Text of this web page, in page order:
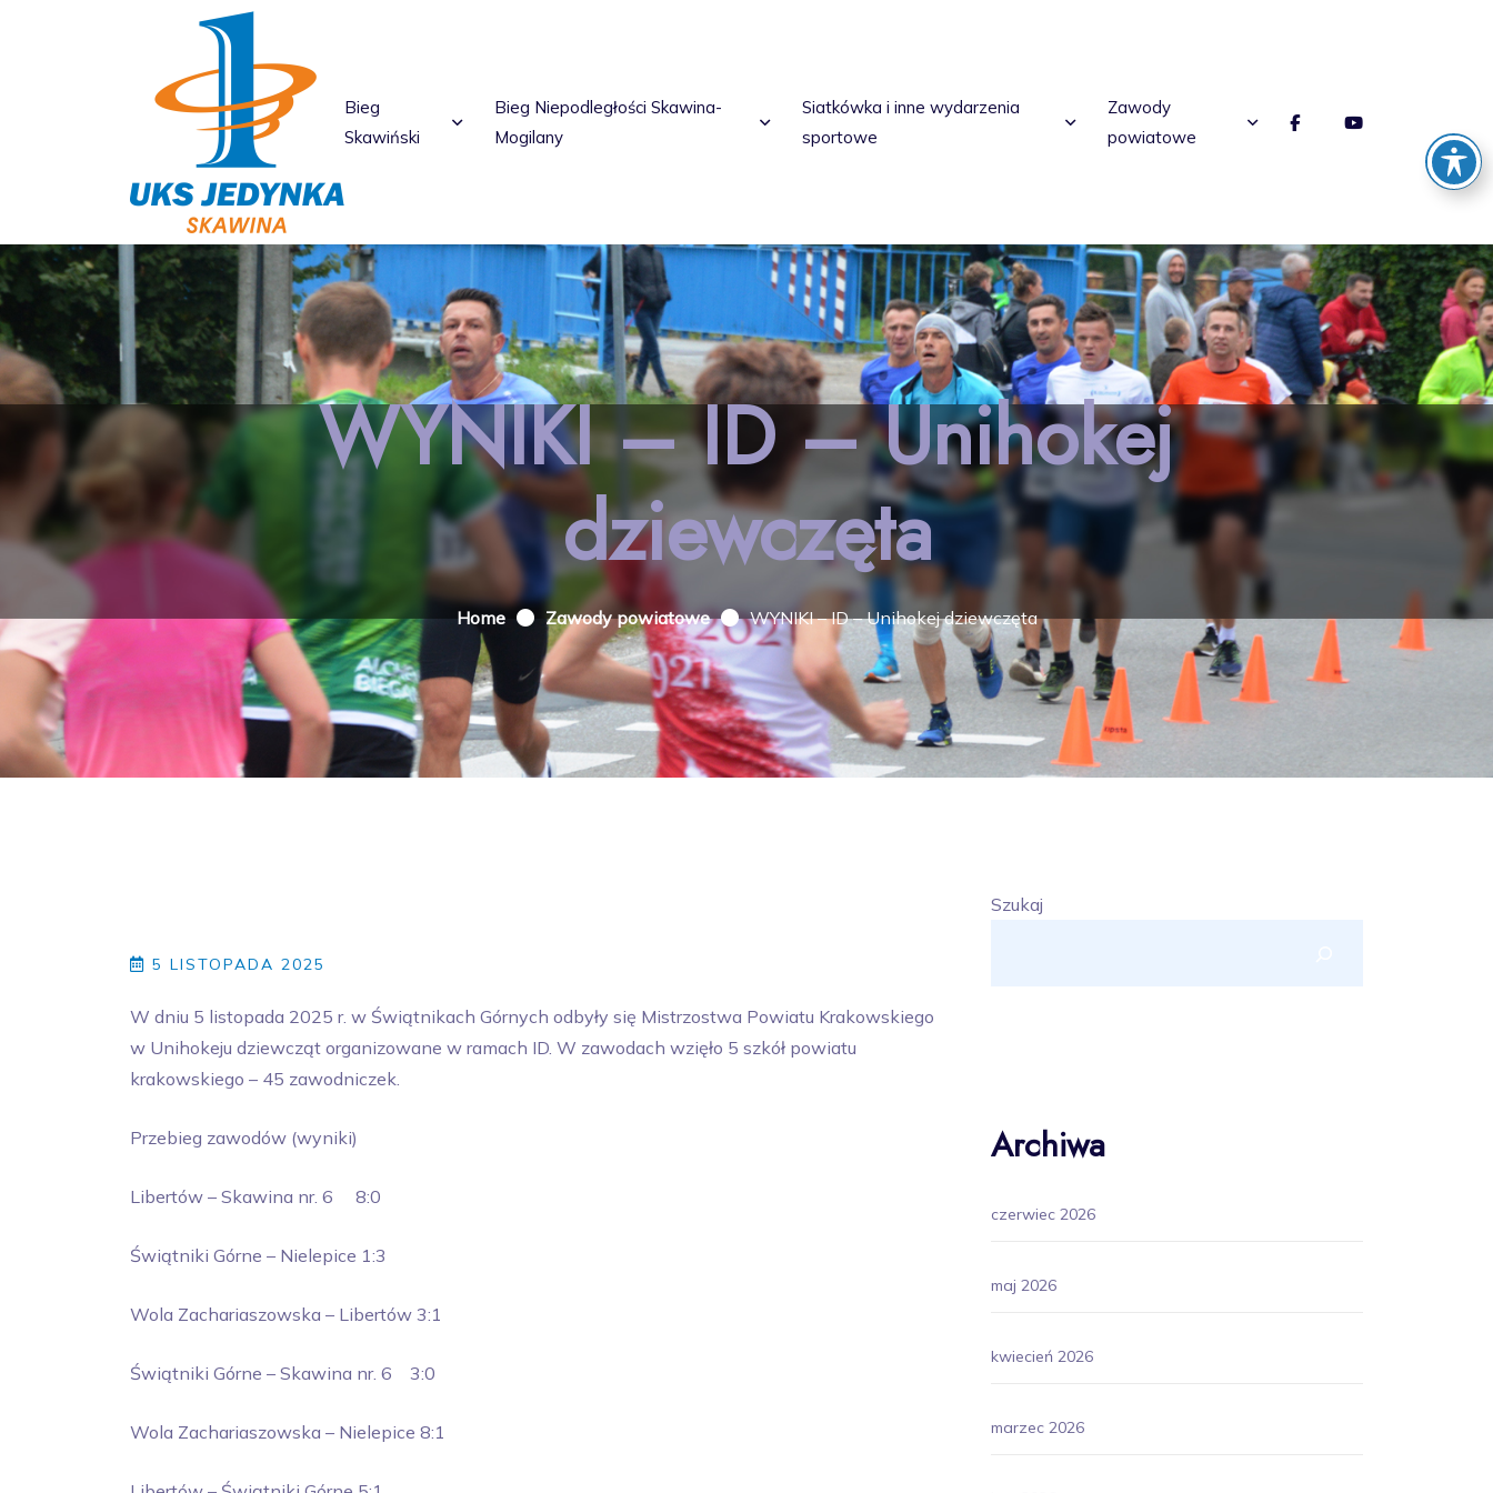
Bieg
Skawiński
Bieg Niepodległości Skawina-
Mogilany
Siatkówka i inne wydarzenia
sportowe
Zawody
powiatowe
WYNIKI – ID – Unihokej
dziewczęta
Home Zawody powiatowe WYNIKI – ID – Unihokej dziewczęta
5 LISTOPADA 2025
W dniu 5 listopada 2025 r. w Świątnikach Górnych odbyły się Mistrzostwa Powiatu Krakowskiego
w Unihokeju dziewcząt organizowane w ramach ID. W zawodach wzięło 5 szkół powiatu
krakowskiego – 45 zawodniczek.
Przebieg zawodów (wyniki)
Libertów – Skawina nr. 6 8:0
Świątniki Górne – Nielepice 1:3
Wola Zachariaszowska – Libertów 3:1
Świątniki Górne – Skawina nr. 6 3:0
Wola Zachariaszowska – Nielepice 8:1
Szukaj
Archiwa
czerwiec 2026
maj 2026
kwiecień 2026
marzec 2026